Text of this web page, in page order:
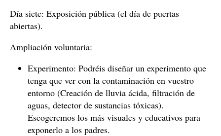
Día siete: Exposición pública (el día de puertas
abiertas).
Ampliación voluntaria:
Experimento: Podréis diseñar un experimento que
tenga que ver con la contaminación en vuestro
entorno (Creación de lluvia ácida, filtración de
aguas, detector de sustancias tóxicas).
Escogeremos los más visuales y educativos para
exponerlo a los padres.